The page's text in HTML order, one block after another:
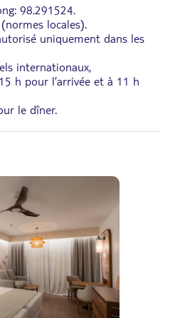
98.291524.
locales).
uniquement dans les
internationaux,
h pour l’arrivée et à 11 h
le dîner.